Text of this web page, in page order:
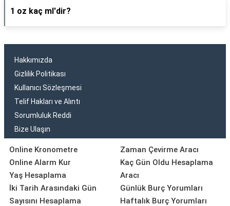
1 oz kaç ml'dir?
Hakkımızda
Gizlilik Politikası
Kullanıcı Sözleşmesi
Telif Hakları ve Alıntı
Sorumluluk Reddi
Bize Ulaşın
Online Kronometre
Online Alarm Kur
Yaş Hesaplama
İki Tarih Arasındaki Gün
Sayısını Hesaplama
Zaman Çevirme Aracı
Kaç Gün Oldu Hesaplama
Aracı
Günlük Burç Yorumları
Haftalık Burç Yorumları